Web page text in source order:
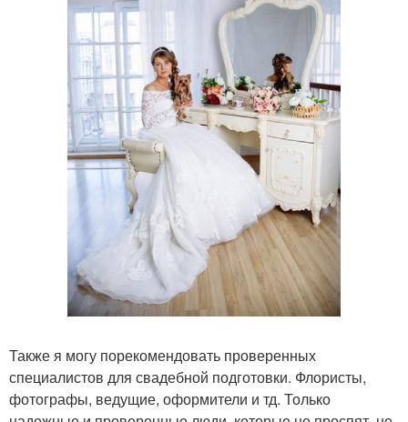
Также я могу порекомендовать проверенных
специалистов для свадебной подготовки. Флористы,
фотографы, ведущие, оформители и тд. Только